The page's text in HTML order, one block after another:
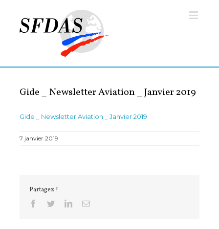
Gide _ Newsletter Aviation _ Janvier 2019
Gide _ Newsletter Aviation _ Janvier 2019
7 janvier 2019
Partagez !
Facebook
TwitterLinkedinEmail